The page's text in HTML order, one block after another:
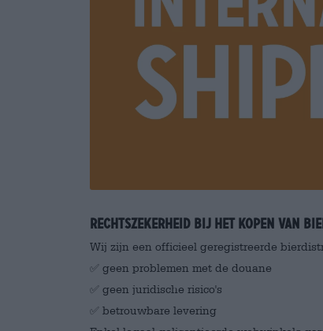
Rechtszekerheid bij het kopen van
Wij zijn een officieel geregistreerde
✅ geen problemen met de douane
✅ geen juridische risico's
✅ betrouwbare levering